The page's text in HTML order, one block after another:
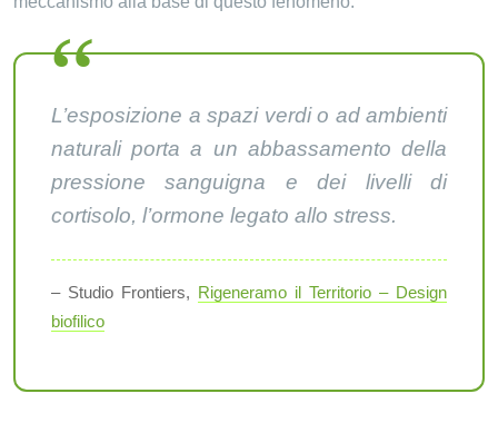
L’esposizione a spazi verdi o ad ambienti
naturali porta a un abbassamento della
pressione sanguigna e dei livelli di
cortisolo, l’ormone legato allo stress.
– Studio Frontiers, Rigeneramo il Territorio – Design
biofilico